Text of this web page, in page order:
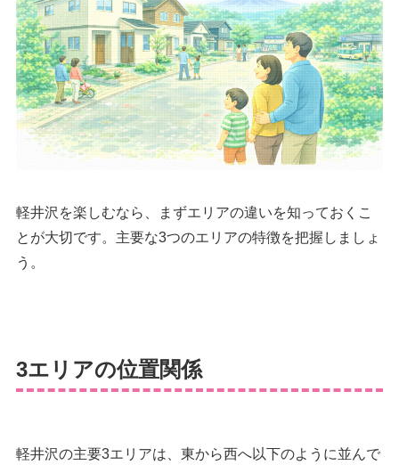
軽井沢を楽しむなら、まずエリアの違いを知っておくこ
とが大切です。主要な3つのエリアの特徴を把握しましょ
う。
3エリアの位置関係
軽井沢の主要3エリアは、東から西へ以下のように並んで